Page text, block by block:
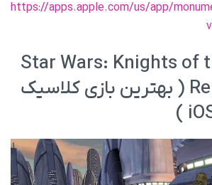
https://apps.apple.com/us/app/
Star Wars: Knights of
Republic ( بهترین بازی کلاسیک